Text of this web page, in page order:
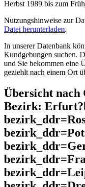
Herbst 1989 bis zum
Nutzungshinweise zur
Datei herunterladen.
In unserer Datenbank
Kundgebungen suchen.
und Sie bekommen eine
geziehlt nach einem Ort
Übersicht
Bezirk: